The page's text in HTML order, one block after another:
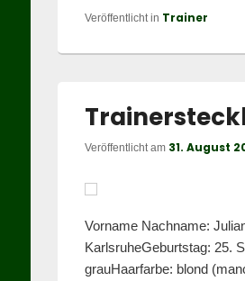
Veröffentlicht in Trainer
Veröffentlicht am 31. August
Vorname Nachname:
KarlsruheGeburtstag: 25.
grauHaarfarbe: blond